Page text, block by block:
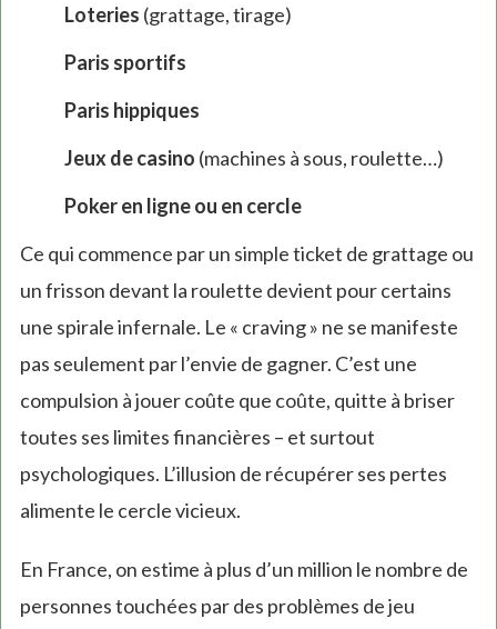
Loteries (grattage, tirage)
Paris sportifs
Paris hippiques
Jeux de casino (machines à sous, roulette…)
Poker en ligne ou en cercle
Ce qui commence par un simple ticket de grattage ou
un frisson devant la roulette devient pour certains
une spirale infernale. Le « craving » ne se manifeste
pas seulement par l’envie de gagner. C’est une
compulsion à jouer coûte que coûte, quitte à briser
toutes ses limites financières – et surtout
psychologiques. L’illusion de récupérer ses pertes
alimente le cercle vicieux.
En France, on estime à plus d’un million le nombre de
personnes touchées par des problèmes de jeu